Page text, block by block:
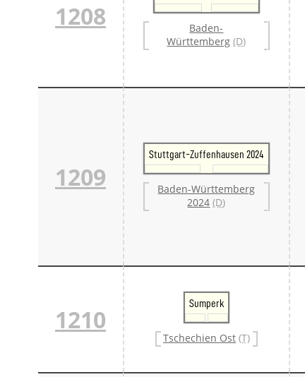
1208
Baden-
Württemberg (D)
1209
Stuttgart-Zuffenhausen 2024
Baden-Württemberg
2024 (D)
1210
Sumperk
Tschechien Ost (T)